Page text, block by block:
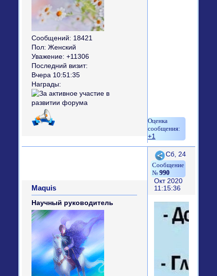
Сообщений: 18421
Пол: Женский
Уважение: +11306
Последний визит:
Вчера 10:51:35
Награды:
+1
Поделиться
990
Сб, 24
Окт 2020
11:15:36
Maquis
Научный руководитель